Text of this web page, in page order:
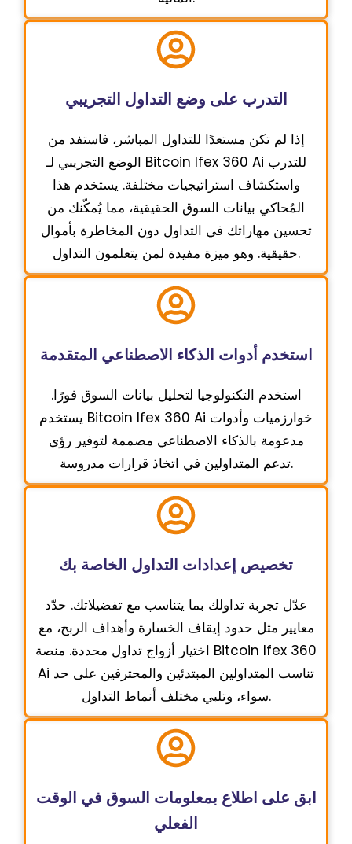
التدرب على وضع التداول التجريبي
إذا لم تكن مستعدًا للتداول المباشر، فاستفد من
الوضع التجريبي لـ Bitcoin Ifex 360 Ai للتدرب
واستكشاف استراتيجيات مختلفة. يستخدم هذا
المُحاكي بيانات السوق الحقيقية، مما يُمكّنك من
تحسين مهاراتك في التداول دون المخاطرة بأموال
حقيقية. وهو ميزة مفيدة لمن يتعلمون التداول.
استخدم أدوات الذكاء الاصطناعي المتقدمة
استخدم التكنولوجيا لتحليل بيانات السوق فورًا.
يستخدم Bitcoin Ifex 360 Ai خوارزميات وأدوات
مدعومة بالذكاء الاصطناعي مصممة لتوفير رؤى
تدعم المتداولين في اتخاذ قرارات مدروسة.
تخصيص إعدادات التداول الخاصة بك
عدّل تجربة تداولك بما يتناسب مع تفضيلاتك. حدّد
معايير مثل حدود إيقاف الخسارة وأهداف الربح، مع
اختيار أزواج تداول محددة. منصة Bitcoin Ifex 360
Ai تناسب المتداولين المبتدئين والمحترفين على حد
سواء، وتلبي مختلف أنماط التداول.
ابق على اطلاع بمعلومات السوق في الوقت
الفعلي